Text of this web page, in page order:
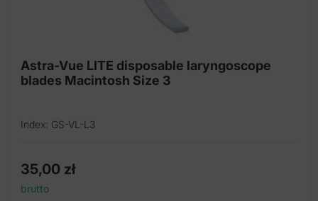
Kleszczyki do języka
Astra-Vue LITE disposable laryngoscope
blades Macintosh Size 3
Index: GS-VL-L3
35,00 zł
brutto